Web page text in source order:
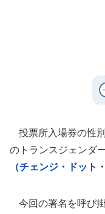
投票所入場券の性
のトランスジェンダ
（チェンジ・ドット
今回の署名を呼び